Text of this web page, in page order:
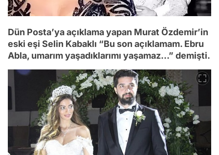
Dün Posta’ya açıklama yapan Murat Özdemir’in
eski eşi Selin Kabaklı “Bu son açıklamam. Ebru
Abla, umarım yaşadıklarımı yaşamaz...” demişti.